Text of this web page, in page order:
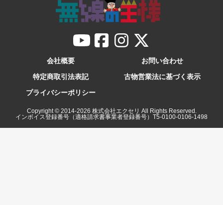
会社概要
お問い合わせ
特定商取引法表記
古物営業法に基づく表示
プライバシーポリシー
Copyright © 2014-2026 株式会社エクセリ All Rights Reserved.
インボイス登録番号（適格請求書事業者登録番号）T5-0100-0106-1498